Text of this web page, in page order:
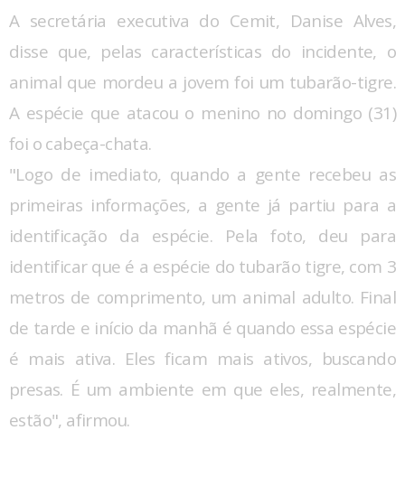
A secretária executiva do Cemit, Danise Alves,
disse que, pelas características do incidente, o
animal que mordeu a jovem foi um tubarão-tigre.
A espécie que atacou o menino no domingo (31)
foi o cabeça-chata.
"Logo de imediato, quando a gente recebeu as
primeiras informações, a gente já partiu para a
identificação da espécie. Pela foto, deu para
identificar que é a espécie do tubarão tigre, com 3
metros de comprimento, um animal adulto. Final
de tarde e início da manhã é quando essa espécie
é mais ativa. Eles ficam mais ativos, buscando
presas. É um ambiente em que eles, realmente,
estão", afirmou.